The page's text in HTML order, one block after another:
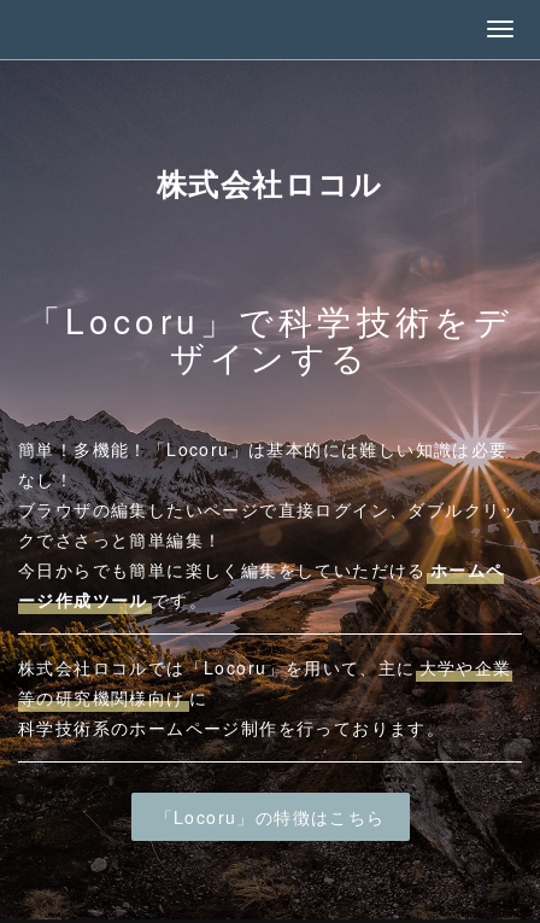
株式会社ロコル
「Locoru」で科学技術をデ
ザインする
簡単！多機能！「Locoru」は基本的には難しい知識は必要
なし！
ブラウザの編集したいページで直接ログイン、ダブルクリッ
クでささっと簡単編集！
今日からでも簡単に楽しく編集をしていただける ホームペ
ージ作成ツールです。
株式会社ロコルでは「Locoru」を用いて、主に大学や企業
等の研究機関様向けに
科学技術系のホームページ制作を行っております。
「Locoru」の特徴はこちら